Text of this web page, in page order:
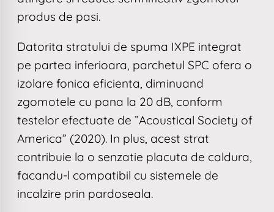
produs de pasi.
Datorita stratului de spuma IXPE integrat
pe partea inferioara, parchetul SPC ofera o
izolare fonica eficienta, diminuand
zgomotele cu pana la 20 dB, conform
testelor efectuate de ”Acoustical Society of
America” (2020). In plus, acest strat
contribuie la o senzatie placuta de caldura,
facandu-l compatibil cu sistemele de
incalzire prin pardoseala.